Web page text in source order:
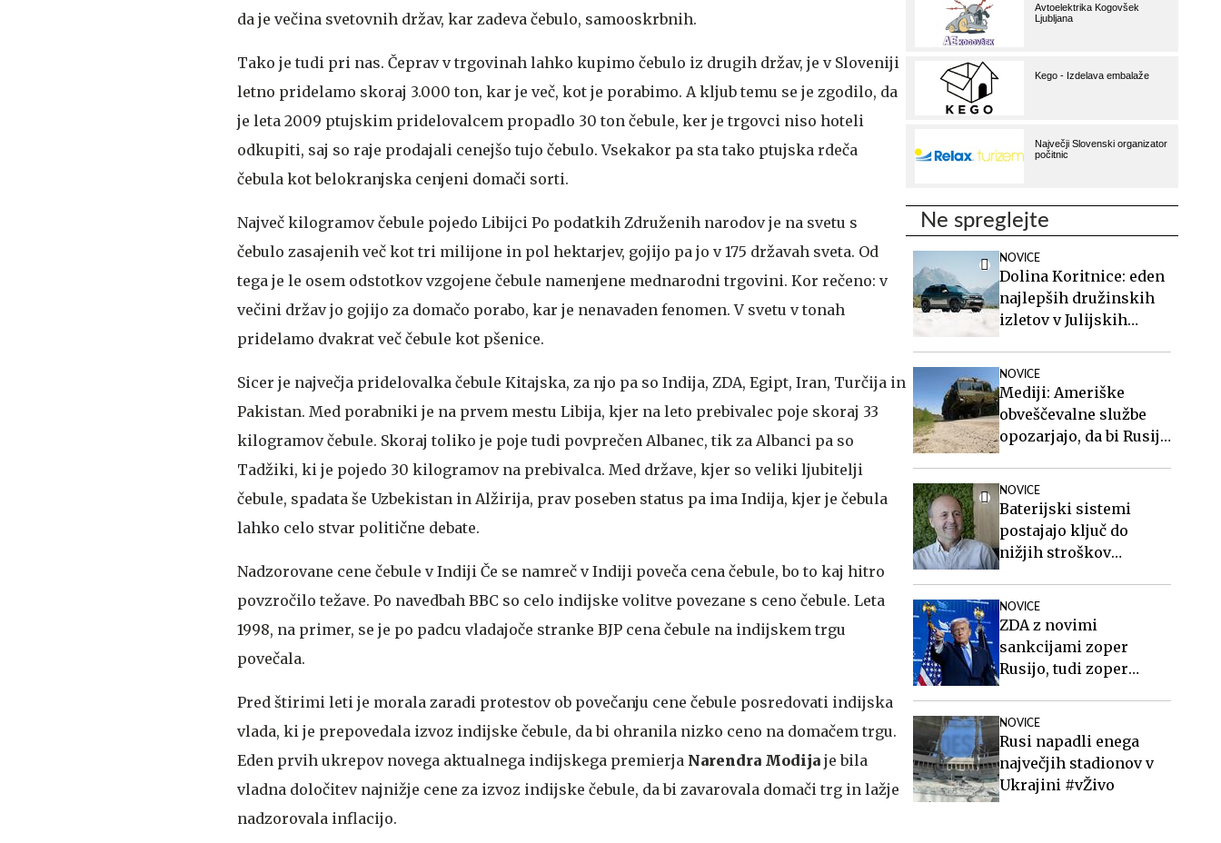
da je večina svetovnih držav, kar zadeva čebulo, samooskrbnih.
Tako je tudi pri nas. Čeprav v trgovinah lahko kupimo čebulo iz drugih držav, je v Sloveniji
letno pridelamo skoraj 3.000 ton, kar je več, kot je porabimo. A kljub temu se je zgodilo, da
je leta 2009 ptujskim pridelovalcem propadlo 30 ton čebule, ker je trgovci niso hoteli
odkupiti, saj so raje prodajali cenejšo tujo čebulo. Vsekakor pa sta tako ptujska rdeča
čebula kot belokranjska cenjeni domači sorti.
Največ kilogramov čebule pojedo Libijci Po podatkih Združenih narodov je na svetu s
čebulo zasajenih več kot tri milijone in pol hektarjev, gojijo pa jo v 175 državah sveta. Od
tega je le osem odstotkov vzgojene čebule namenjene mednarodni trgovini. Kor rečeno: v
večini držav jo gojijo za domačo porabo, kar je nenavaden fenomen. V svetu v tonah
pridelamo dvakrat več čebule kot pšenice.
Sicer je največja pridelovalka čebule Kitajska, za njo pa so Indija, ZDA, Egipt, Iran, Turčija in
Pakistan. Med porabniki je na prvem mestu Libija, kjer na leto prebivalec poje skoraj 33
kilogramov čebule. Skoraj toliko je poje tudi povprečen Albanec, tik za Albanci pa so
Tadžiki, ki je pojedo 30 kilogramov na prebivalca. Med države, kjer so veliki ljubitelji
čebule, spadata še Uzbekistan in Alžirija, prav poseben status pa ima Indija, kjer je čebula
lahko celo stvar politične debate.
Nadzorovane cene čebule v Indiji Če se namreč v Indiji poveča cena čebule, bo to kaj hitro
povzročilo težave. Po navedbah BBC so celo indijske volitve povezane s ceno čebule. Leta
1998, na primer, se je po padcu vladajoče stranke BJP cena čebule na indijskem trgu
povečala.
Pred štirimi leti je morala zaradi protestov ob povečanju cene čebule posredovati indijska
vlada, ki je prepovedala izvoz indijske čebule, da bi ohranila nizko ceno na domačem trgu.
Eden prvih ukrepov novega aktualnega indijskega premierja Narendra Modija je bila
vladna določitev najnižje cene za izvoz indijske čebule, da bi zavarovala domači trg in lažje
nadzorovala inflacijo.
Ne spreglejte
NOVICE
Dolina Koritnice: eden
najlepših družinskih
izletov v Julijskih
NOVICE
Mediji: Ameriške
obveščevalne službe
opozarjajo, da bi Rusija
NOVICE
Baterijski sistemi
postajajo ključ do
nižjih stroškov
NOVICE
ZDA z novimi
sankcijami zoper
Rusijo, tudi zoper
NOVICE
Rusi napadli enega
največjih stadionov v
Ukrajini #vŽivo